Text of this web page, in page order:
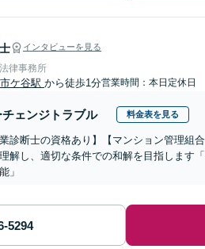
インタビューを見る
律事務所
市ケ谷駅 から徒歩1分営業時間：本日定休日
ェンジトラブル 料金表を見る
業診断士の資格あり】【マンション管理
解し、適切な条件での和解を目指します
」